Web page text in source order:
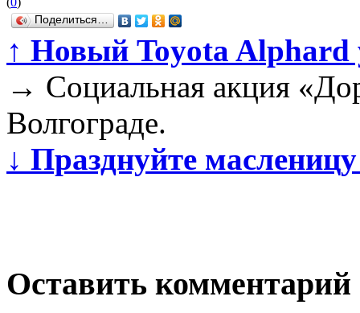
Поделиться…
↑ Новый Toyota Alphard
→ Социальная акция
Волгограде.
↓ Празднуйте
Оставить комментарий